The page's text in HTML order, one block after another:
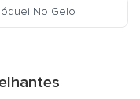
No Gelo